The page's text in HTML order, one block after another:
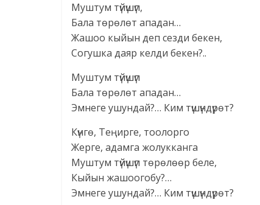
Муштум түйүшүп,
Бала төрөлөт ападан…
Жашоо кыйын деп сезди бекен,
Согушка даяр келди бекен?..
Муштум түйүшүп
Бала төрөлөт ападан…
Эмнеге ушундай?… Ким түшүндүрөт?
Күнгө, Теңирге, тоолорго
Жерге, адамга жолукканга
Муштум түйүшүп төрөлөөр беле,
Кыйын жашоогобу?…
Эмнеге ушундай?… Ким түшүндүрөт?